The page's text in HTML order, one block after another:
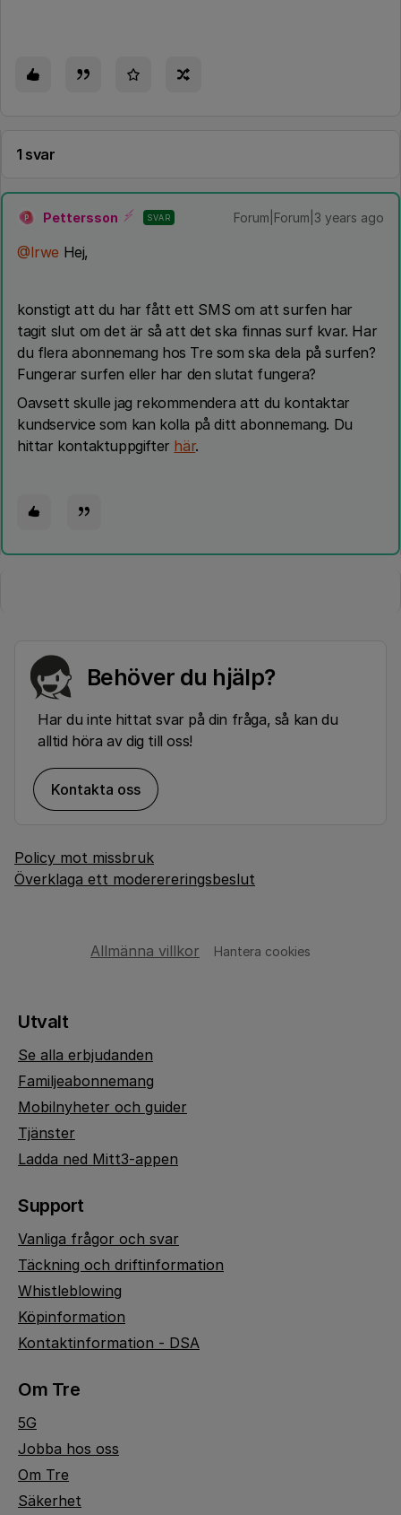
1 svar
P Pettersson SVAR Forum|Forum|3 years ago
@Irwe Hej,
konstigt att du har fått ett SMS om att surfen har
tagit slut om det är så att det ska finnas surf kvar. Har
du flera abonnemang hos Tre som ska dela på surfen?
Fungerar surfen eller har den slutat fungera?
Oavsett skulle jag rekommendera att du kontaktar
kundservice som kan kolla på ditt abonnemang. Du
hittar kontaktuppgifter här.
Behöver du hjälp?
Har du inte hittat svar på din fråga, så kan du
alltid höra av dig till oss!
Kontakta oss
Policy mot missbruk
Överklaga ett moderereringsbeslut
Allmänna villkor Hantera cookies
Utvalt
Se alla erbjudanden
Familjeabonnemang
Mobilnyheter och guider
Tjänster
Ladda ned Mitt3-appen
Support
Vanliga frågor och svar
Täckning och driftinformation
Whistleblowing
Köpinformation
Kontaktinformation - DSA
Om Tre
5G
Jobba hos oss
Om Tre
Säkerhet